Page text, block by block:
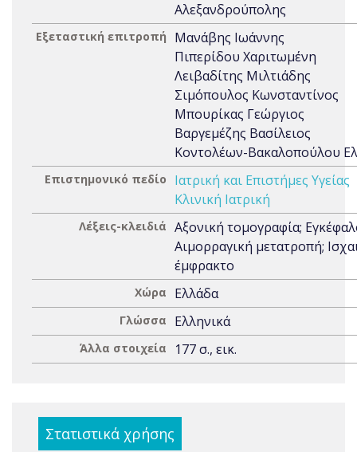
Αλεξανδρούπολης
Εξεταστική επιτροπή
Μανάβης Ιωάννης
Πιπερίδου Χαριτωμένη
Λειβαδίτης Μιλτιάδης
Σιμόπουλος Κωνσταντίνος
Μπουρίκας Γεώργιος
Βαργεμέζης Βασίλειος
Κοντολέων-Βακαλοπούλου
Επιστημονικό πεδίο
Ιατρική και Επιστήμες Υγείας
Κλινική Ιατρική
Λέξεις-κλειδιά Αξονική τομογραφία;
Αιμορραγική μετατροπή;
έμφρακτο
Χώρα Ελλάδα
Γλώσσα Ελληνικά
Άλλα στοιχεία 177 σ., εικ.
Στατιστικά χρήσης